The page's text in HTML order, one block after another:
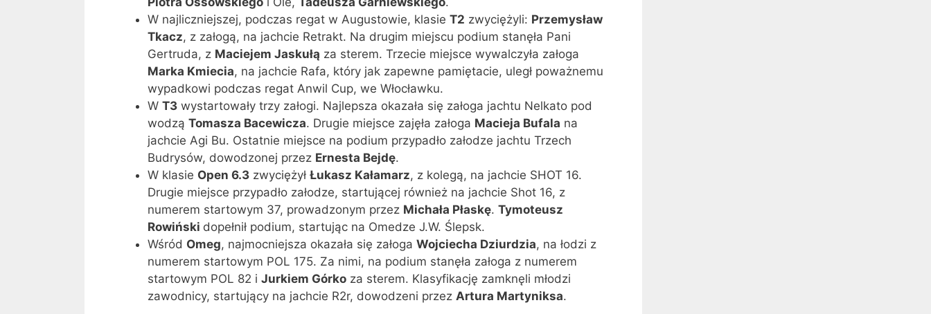
W najliczniejszej, podczas regat w Augustowie, klasie T2 zwyciężyli: Przemysław
Tkacz, z załogą, na jachcie Retrakt. Na drugim miejscu podium stanęła Pani
Gertruda, z Maciejem Jaskułą za sterem. Trzecie miejsce wywalczyła załoga
Marka Kmiecia, na jachcie Rafa, który jak zapewne pamiętacie, uległ poważnemu
wypadkowi podczas regat Anwil Cup, we Włocławku.
W T3 wystartowały trzy załogi. Najlepsza okazała się załoga jachtu Nelkato pod
wodzą Tomasza Bacewicza. Drugie miejsce zajęła załoga Macieja Bufala na
jachcie Agi Bu. Ostatnie miejsce na podium przypadło załodze jachtu Trzech
Budrysów, dowodzonej przez Ernesta Bejdę.
W klasie Open 6.3 zwyciężył Łukasz Kałamarz, z kolegą, na jachcie SHOT 16.
Drugie miejsce przypadło załodze, startującej również na jachcie Shot 16, z
numerem startowym 37, prowadzonym przez Michała Płaskę. Tymoteusz
Rowiński dopełnił podium, startując na Omedze J.W. Ślepsk.
Wśród Omeg, najmocniejsza okazała się załoga Wojciecha Dziurdzia, na łodzi z
numerem startowym POL 175. Za nimi, na podium stanęła załoga z numerem
startowym POL 82 i Jurkiem Górko za sterem. Klasyfikację zamknęli młodzi
zawodnicy, startujący na jachcie R2r, dowodzeni przez Artura Martyniksa.